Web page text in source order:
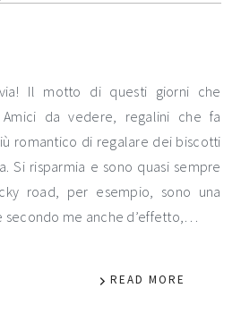
Il motto di questi giorni che
da vedere, regalini che fa
romantico di regalare dei biscotti
Si risparmia e sono quasi sempre
road, per esempio, sono una
secondo me anche d’effetto,…
READ MORE